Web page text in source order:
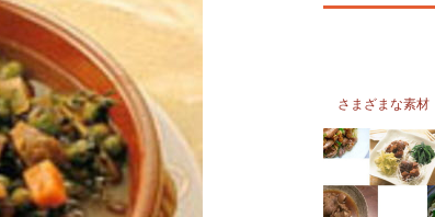
さまざまな素材